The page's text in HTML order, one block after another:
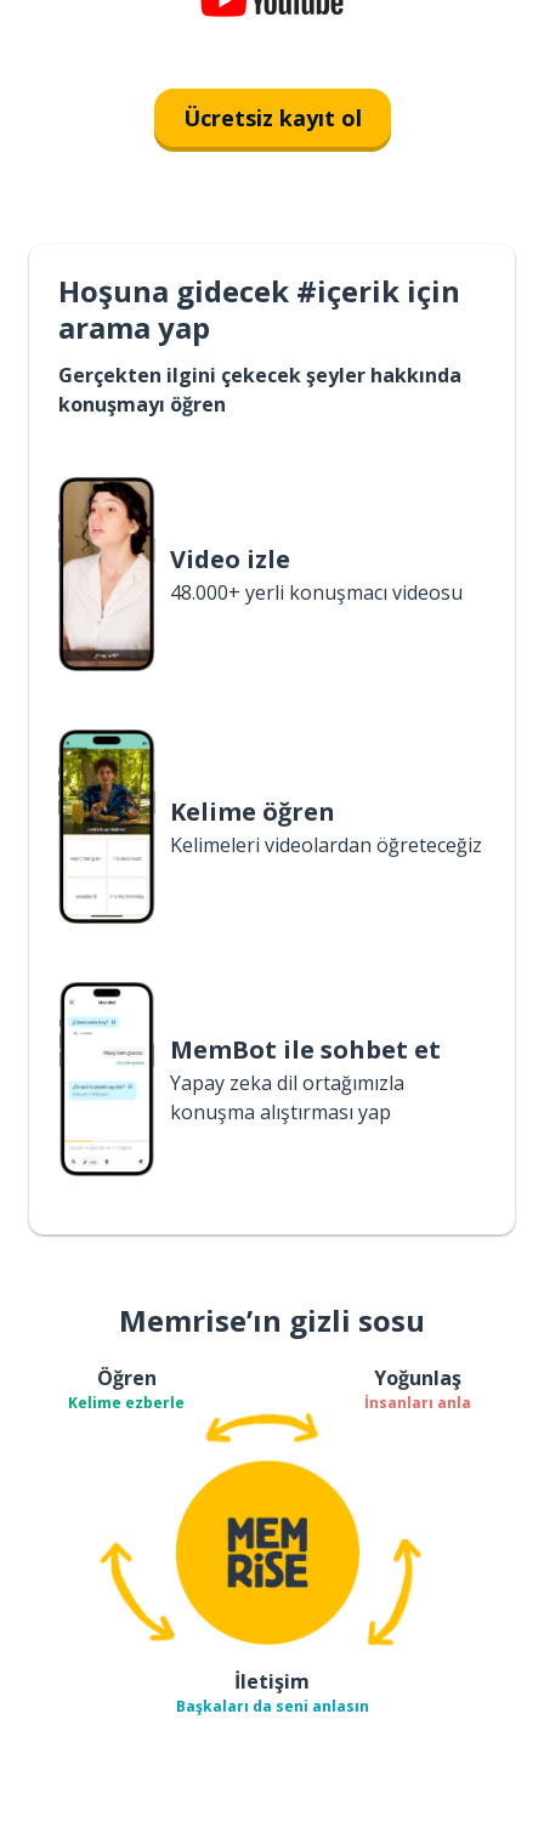
Ücretsiz kayıt ol
Hoşuna gidecek #içerik için
arama yap
Gerçekten ilgini çekecek şeyler hakkında
konuşmayı öğren
Video izle
48.000+ yerli konuşmacı videosu
Kelime öğren
Kelimeleri videolardan öğreteceğiz
MemBot ile sohbet et
Yapay zeka dil ortağımızla
konuşma alıştırması yap
Memrise’ın gizli sosu
Öğren
Kelime ezberle
Yoğunlaş
İnsanları anla
İletişim
Başkaları da seni anlasın